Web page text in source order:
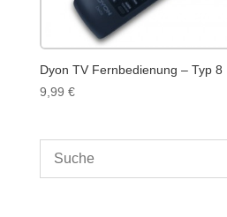
Dyon TV Fernbedienung – Typ 8
9,99 €